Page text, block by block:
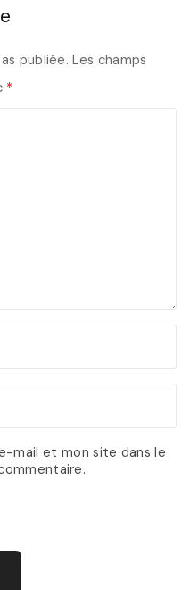
publiée. Les champs
*
mail et mon site dans le